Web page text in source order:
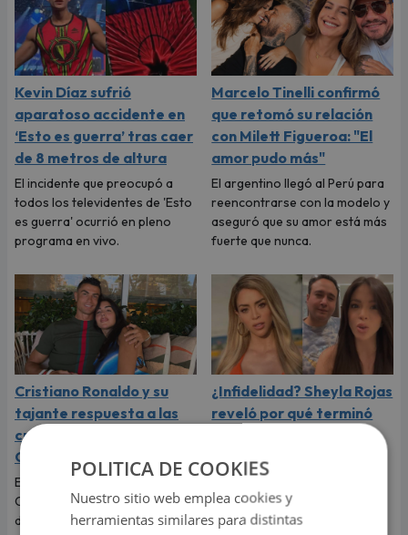
Kevin Díaz sufrió
aparatoso accidente en
‘Esto es guerra’ tras caer
de 8 metros de altura
El incidente que preocupó a
todos los televidentes de 'Esto
es guerra' ocurrió en pleno
programa en vivo.
Marcelo Tinelli confirmó
que retomó su relación
con Milett Figueroa: "El
amor pudo más"
El argentino llegó al Perú para
reencontrarse con la modelo y
aseguró que su amor está más
fuerte que nunca.
Cristiano Ronaldo y su
tajante respuesta a las
críticas sobre el físico de
Georgina Rodríguez
El futbolista portugués
Cristiano Ronaldo no dudó en
defender a Georgina
¿Infidelidad? Sheyla Rojas
reveló por qué terminó
La exchica reality Sheyla Rojas
explicó la razón de su ruptura
con el empresario mexicano.
Te contamos todos los
POLITICA DE COOKIES
Nuestro sitio web emplea cookies y
herramientas similares para distintas